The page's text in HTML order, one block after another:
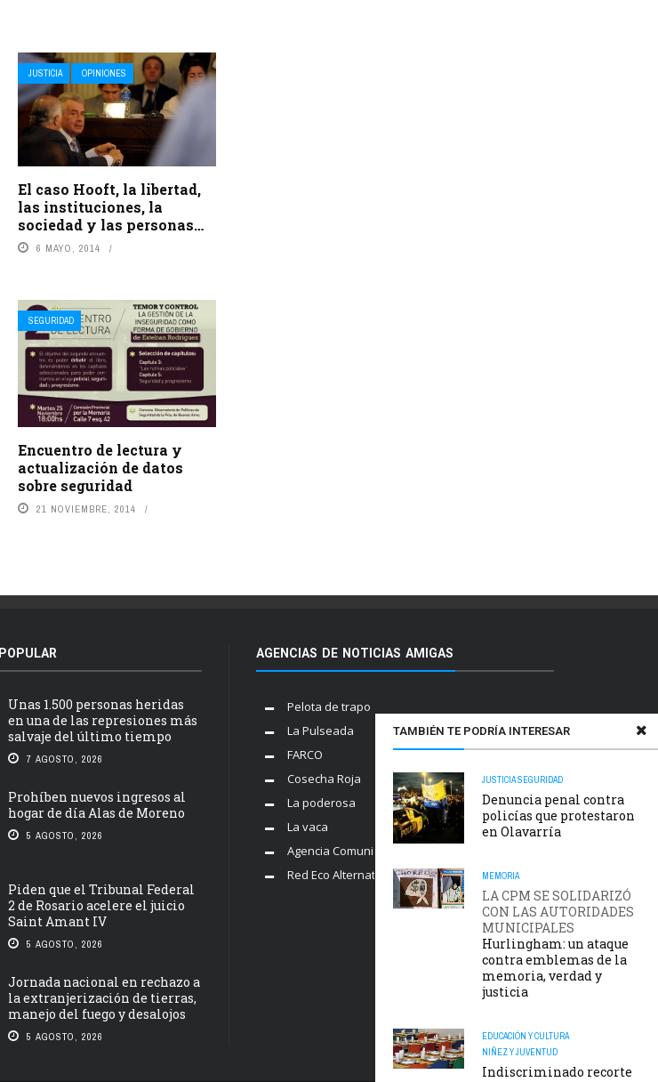
JUSTICIA OPINIONES
El caso Hooft, la libertad,
las instituciones, la
sociedad y las personas…
6 MAYO, 2014
SEGURIDAD
Encuentro de lectura y
actualización de datos
sobre seguridad
21 NOVIEMBRE, 2014
TAMBIÉN TE PODRÍA INTERESAR
JUSTICIASEGURIDAD
Denuncia penal contra
policías que protestaron
en Olavarría
MEMORIA
LA CPM SE SOLIDARIZÓ
CON LAS AUTORIDADES
MUNICIPALES
Hurlingham: un ataque
contra emblemas de la
memoria, verdad y
justicia
EDUCACIÓN Y CULTURA
NIÑEZ Y JUVENTUD
Indiscriminado recorte
POPULAR
Unas 1.500 personas heridas
en una de las represiones más
salvaje del último tiempo
7 AGOSTO, 2026
Prohíben nuevos ingresos al
hogar de día Alas de Moreno
5 AGOSTO, 2026
Piden que el Tribunal Federal
2 de Rosario acelere el juicio
Saint Amant IV
5 AGOSTO, 2026
Jornada nacional en rechazo a
la extranjerización de tierras,
manejo del fuego y desalojos
5 AGOSTO, 2026
AGENCIAS DE NOTICIAS AMIGAS
Pelota de trapo
La Pulseada
FARCO
Cosecha Roja
La poderosa
La vaca
Agencia Comunica
Red Eco Alternativo